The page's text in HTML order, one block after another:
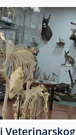
Veterinarskog